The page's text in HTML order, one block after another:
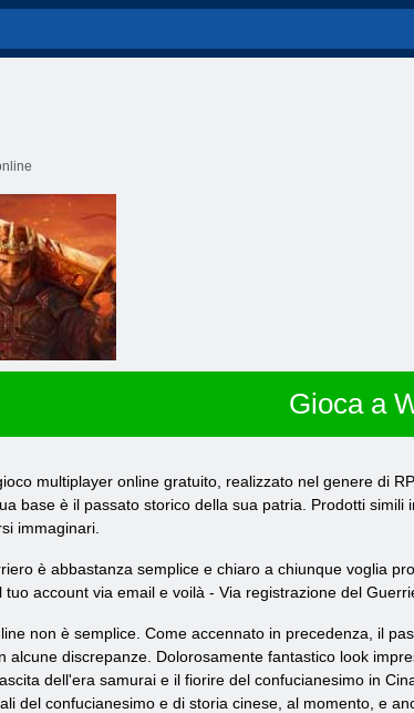
Gioca a
multiplayer online gratuito, realizzato nel genere di
base è il passato storico della sua patria. Prodotti
immaginari.
è abbastanza semplice e chiaro a chiunque voglia
account via email e voilà - Via registrazione del
non è semplice. Come accennato in precedenza, il
alcune discrepanze. Dolorosamente fantastico look
dell'era samurai e il fiorire del confucianesimo in
del confucianesimo e di storia cinese, al momento, e